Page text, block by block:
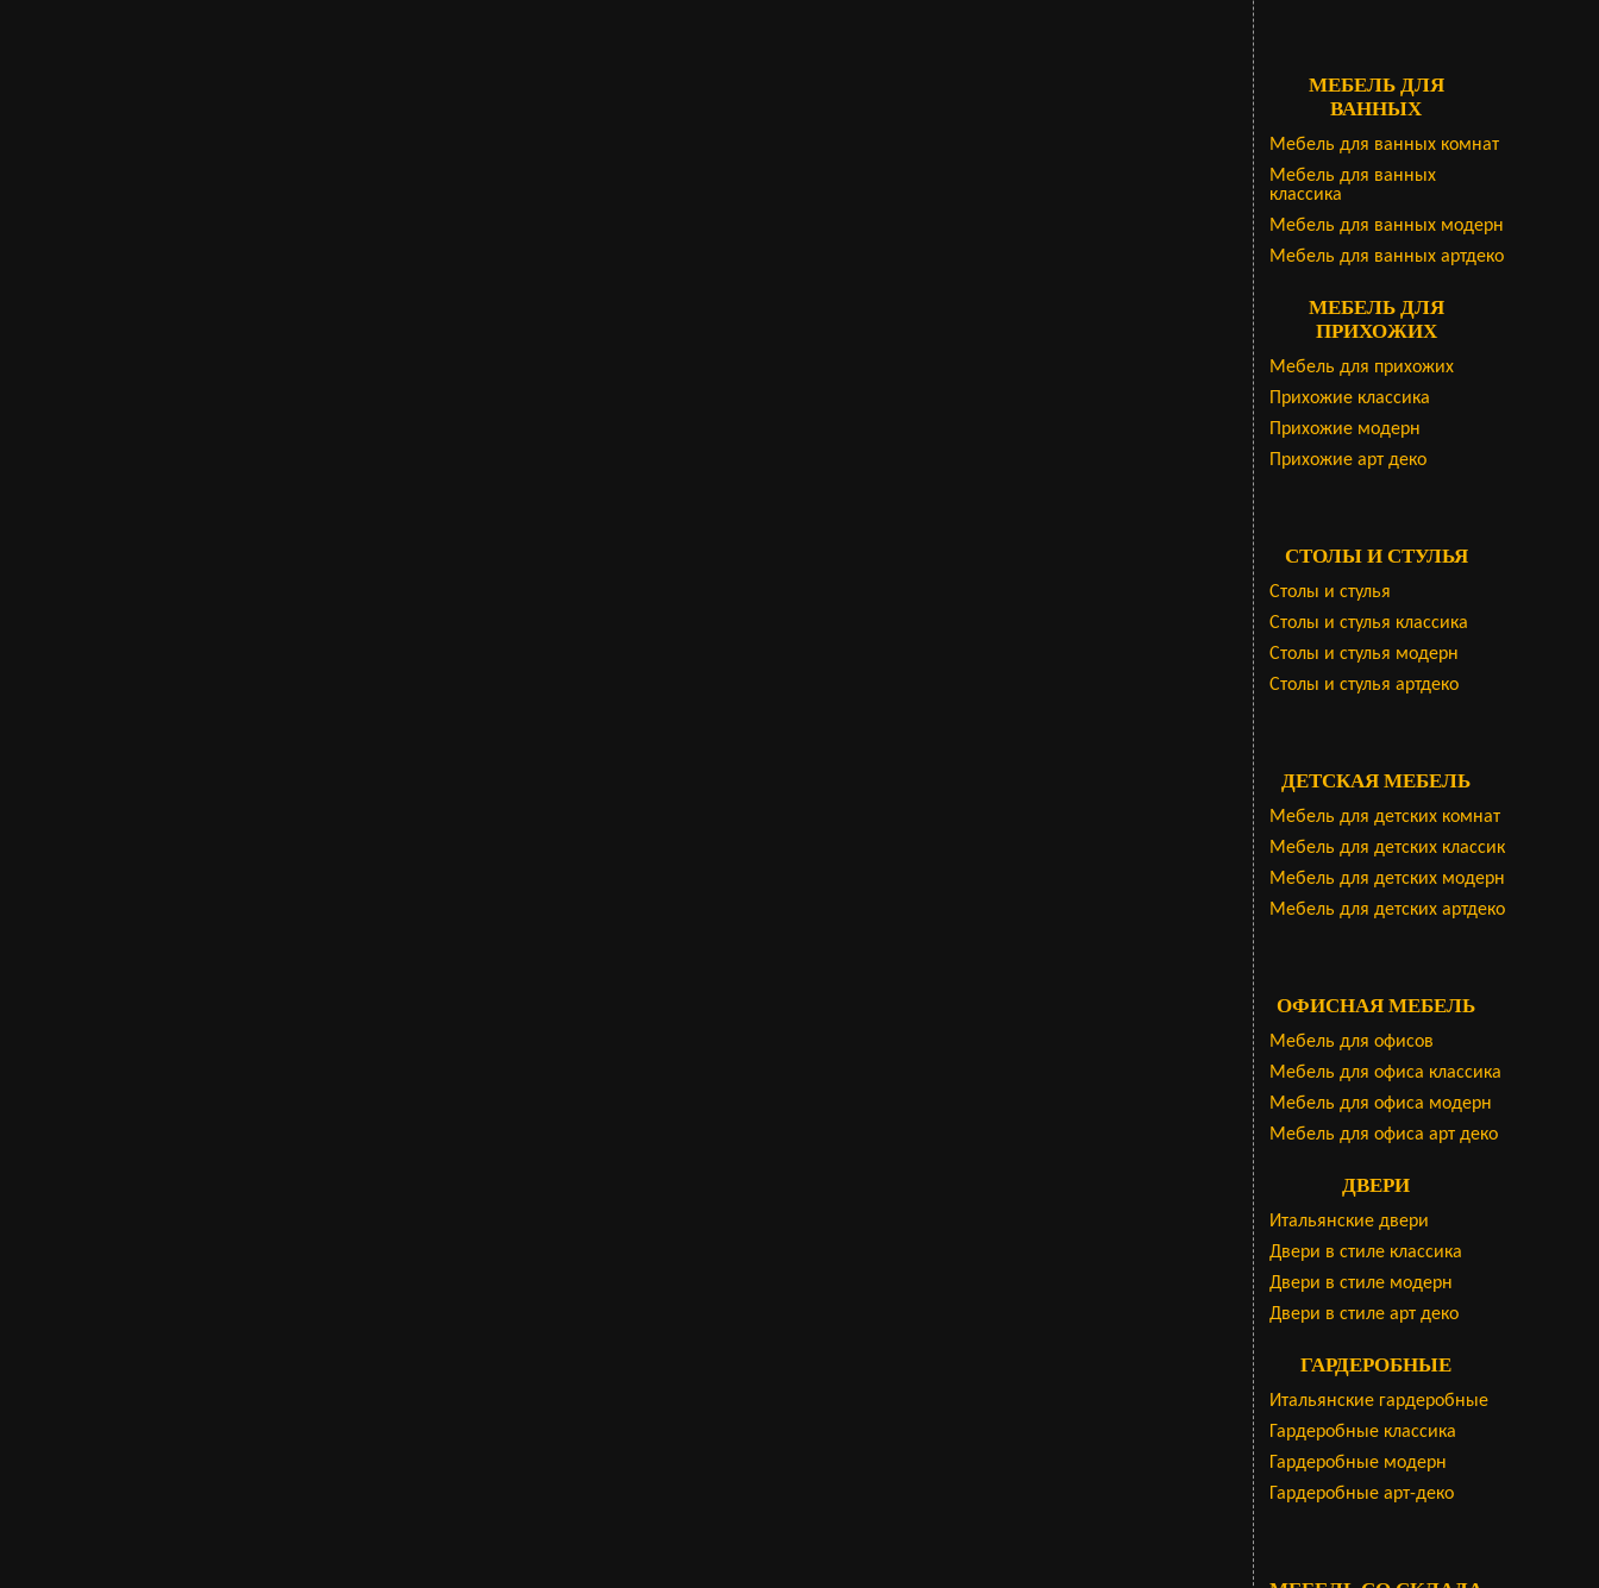
МЕБЕЛЬ ДЛЯ
ВАННЫХ
Мебель для ванных комнат
Мебель для ванных
классика
Мебель для ванных модерн
Мебель для ванных артдеко
МЕБЕЛЬ ДЛЯ
ПРИХОЖИХ
Мебель для прихожих
Прихожие классика
Прихожие модерн
Прихожие арт деко
СТОЛЫ И СТУЛЬЯ
Столы и стулья
Столы и стулья классика
Столы и стулья модерн
Столы и стулья артдеко
ДЕТСКАЯ МЕБЕЛЬ
Мебель для детских комнат
Мебель для детских классик
Мебель для детских модерн
Мебель для детских артдеко
ОФИСНАЯ МЕБЕЛЬ
Мебель для офисов
Мебель для офиса классика
Мебель для офиса модерн
Мебель для офиса арт деко
ДВЕРИ
Итальянские двери
Двери в стиле классика
Двери в стиле модерн
Двери в стиле арт деко
ГАРДЕРОБНЫЕ
Итальянские гардеробные
Гардеробные классика
Гардеробные модерн
Гардеробные арт-деко